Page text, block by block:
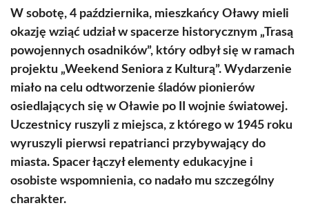
W sobotę, 4 października, mieszkańcy Oławy mieli
okazję wziąć udział w spacerze historycznym „Trasą
powojennych osadników”, który odbył się w ramach
projektu „Weekend Seniora z Kulturą”. Wydarzenie
miało na celu odtworzenie śladów pionierów
osiedlających się w Oławie po II wojnie światowej.
Uczestnicy ruszyli z miejsca, z którego w 1945 roku
wyruszyli pierwsi repatrianci przybywający do
miasta. Spacer łączył elementy edukacyjne i
osobiste wspomnienia, co nadało mu szczególny
charakter.